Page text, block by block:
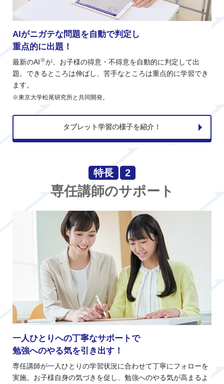
AIがニガテな問題を自動で判定し
重点的に出題！
最新のAI※が、お子様の得意・不得意を自動的に判定して出
題。できるところは伸ばし、苦手なところは重点的に学習でき
ます。
※東京大学松尾研究所と共同開発。
タブレット学習の様子を紹介！
特長 2
専任講師のサポート
一人ひとりへの丁寧なサポートで
勉強へのやる気を引き出す！
専任講師が一人ひとりの学習状況に合わせて丁寧にフォローを
実施。お子様自身の気づきを促し、勉強へのやる気が高まるよ